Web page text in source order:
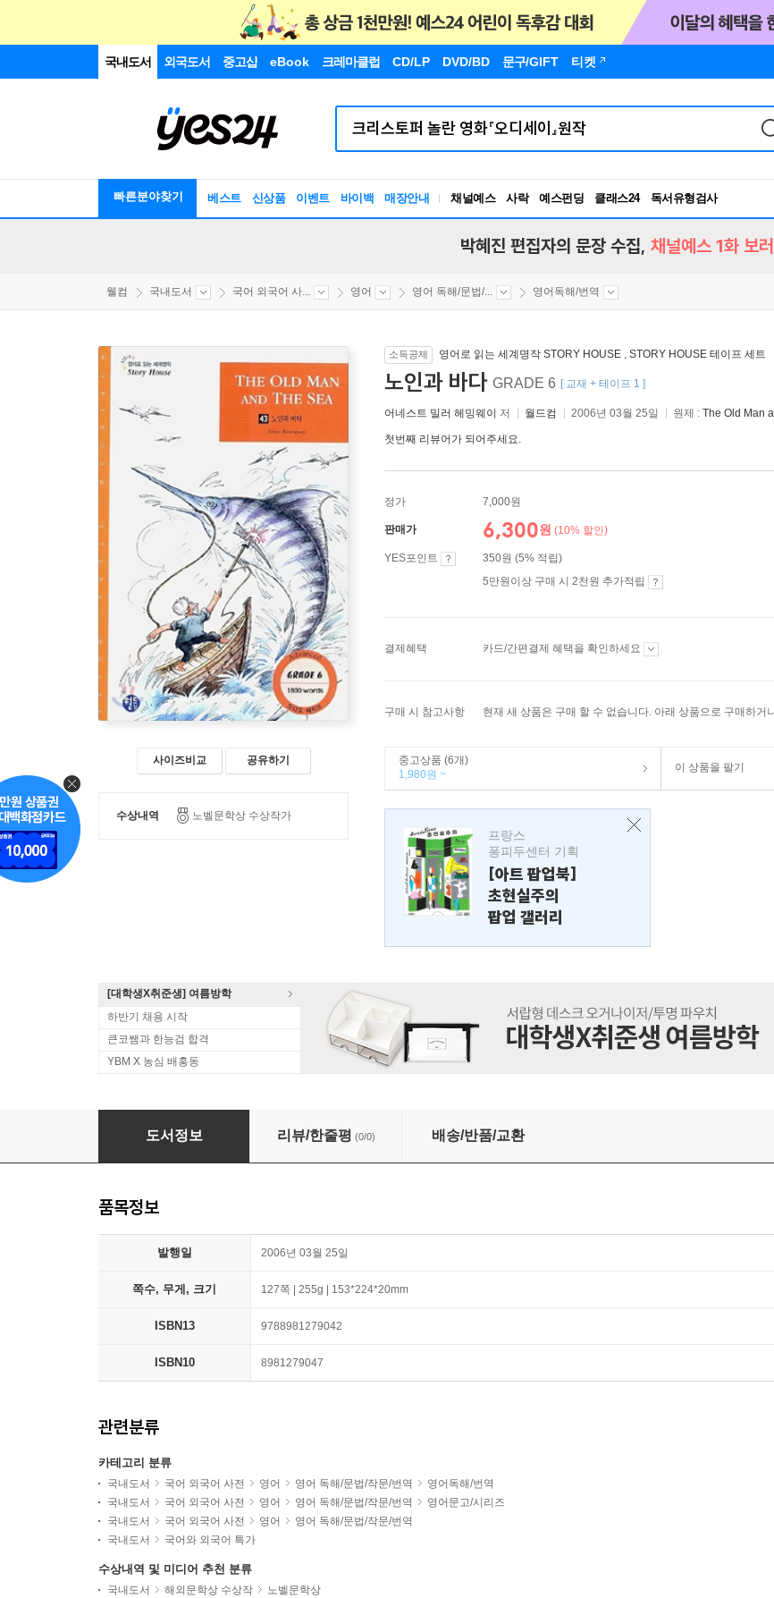
국내도서 외국도서 중고샵 eBook 크레마클럽 CD/LP DVD/BD 문구/GIFT 티켓
빠른분야찾기 베스트 신상품 이벤트 바이백 매장안내 채널예스 사락 예스펀딩 클래스24
독서유형검사
RBTI Lab
박혜진 편집자의 문장 수집, 채널예스 1화 보
웰컴 국내도서 국어 외국어 사... 영어 영어 독해/문법/... 영어독해/번역
사이즈비교 공유하기
수상내역 노벨문학상 수상작가
소득공제 영어로 읽는 세계명작 STORY HOUSE , STORY HOUSE 테이프 세트
노인과 바다 GRADE 6 [ 교재 + 테이프 1 ]
어네스트 밀러 헤밍웨이 저 월드컴 2006년 03월 25일 원제 : The Old Man
첫번째 리뷰어가 되어주세요.
정가 7,000원
판매가 6,300원 (10% 할인)
YES포인트
350원 (5% 적립)
5만원이상 구매 시 2천원 추가적립
결제혜택 카드/간편결제 혜택을 확인하세요
구매 시 참고사항 현재 새 상품은 구매 할 수 없습니다. 아래 상품으로 구매하거
중고상품 (6개)
1,980원 ~
이 상품을 팔기
프랑스
퐁피두센터 기획
[아트 팝업북]
초현실주의
팝업 갤러리
[대학생X취준생] 여름방학
하반기 채용 시작
큰코쌤과 한능검 합격
YBM X 농심 배홍동
노인과 바다
도서정보 리뷰/한줄평 (0/0) 배송/반품/교환
품목정보
발행일 2006년 03월 25일
쪽수, 무게, 크기 127쪽 | 255g | 153*224*20mm
ISBN13 9788981279042
ISBN10 8981279047
관련분류
카테고리 분류
국내도서 국어 외국어 사전 영어 영어 독해/문법/작문/번역
영어독해/번역
국내도서
국어 외국어 사전 영어 영어 독해/문법/작문/번역
영어문고/시리즈
국내도서
국어 외국어 사전 영어
영어 독해/문법/작문/번역
국내도서
국어와 외국어 특가
수상내역 및 미디어 추천 분류
국내도서 해외문학상 수상작 노벨문학상